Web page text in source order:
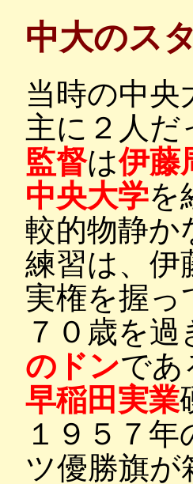
中大のス
当時の中
主に２人だ
監督は伊藤
中央大学を
較的物静か
練習は、伊
実権を握っ
７０歳を
のドンであ
早稲田実業
１９５７年
ツ優勝旗が